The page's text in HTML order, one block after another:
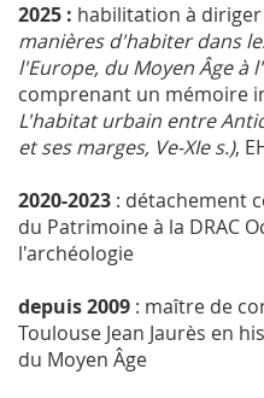
2025 : habilitation à
manières d'habiter dans
l'Europe, du Moyen Âge à
comprenant un mémoire
L'habitat urbain entre
et ses marges, Ve‑XIes.),
2020-2023 : détachement
du Patrimoine à la DRAC
l'archéologie
depuis 2009 : maître de
Toulouse Jean Jaurès en
du Moyen Âge